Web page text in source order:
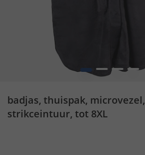
1 2 3
badjas, thuispak, microvezel,
strikceintuur, tot 8XL